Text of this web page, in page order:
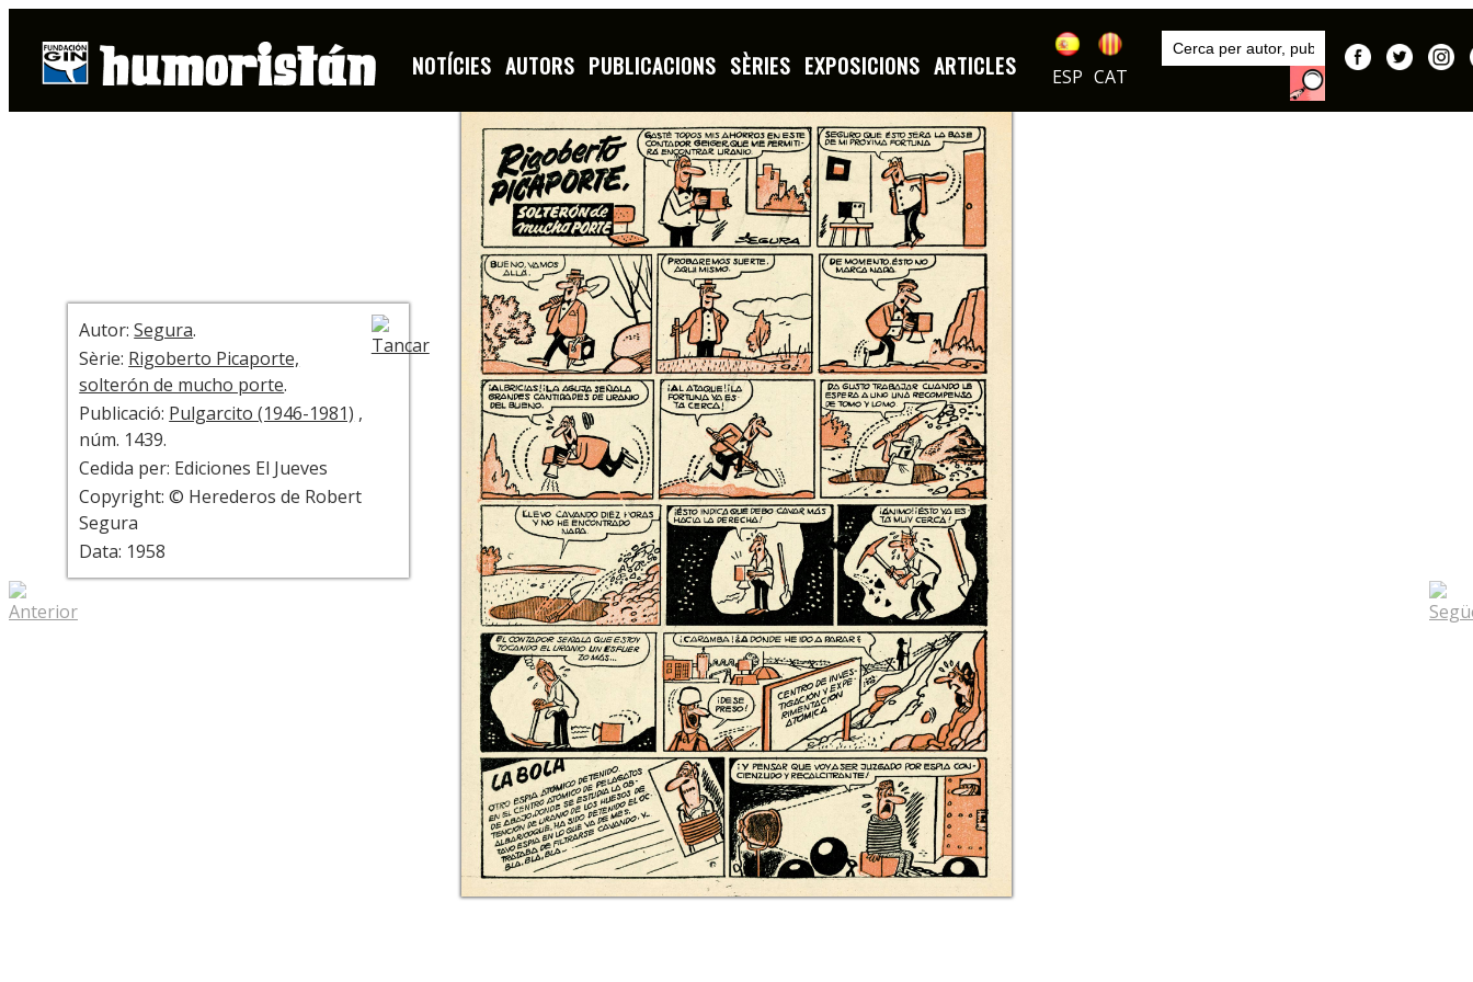
NOTÍCIES AUTORS PUBLICACIONS SÈRIES EXPOSICIONS ARTICLES ESP CAT
Autors
Segura
+ INFO
Autor:Segura.
Sèrie: Rigoberto Picaporte,
solterón de mucho porte.
Publicació: Pulgarcito (1946-1981) ,
núm. 1439.
Cedida per: Ediciones El Jueves
Copyright: © Herederos de Robert
Segura
Data: 1958